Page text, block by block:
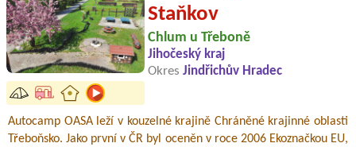
Staňkov
Chlum u Třeboně
Jihočeský kraj
Okres Jindřichův Hradec
Autocamp OASA leží v kouzelné krajině Chráněné krajinné oblasti
Třeboňsko. Jako první v ČR byl oceněn v roce 2006 Ekoznačkou EU,